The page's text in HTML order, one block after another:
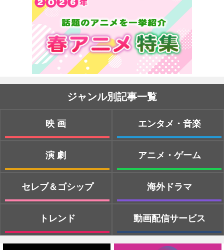
ジャンル別記事一覧
映画
演劇
セレブ＆ゴシップ
トレンド
エンタメ・音楽
アニメ・ゲーム
海外ドラマ
動画配信サービス